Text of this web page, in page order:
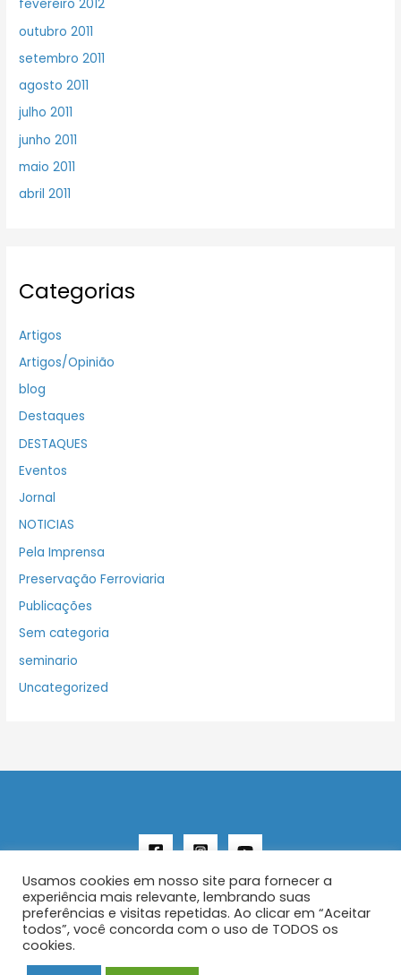
fevereiro 2012
outubro 2011
setembro 2011
agosto 2011
julho 2011
junho 2011
maio 2011
abril 2011
Categorias
Artigos
Artigos/Opinião
blog
Destaques
DESTAQUES
Eventos
Jornal
NOTICIAS
Pela Imprensa
Preservação Ferroviaria
Publicações
Sem categoria
seminario
Uncategorized
Copyright © 2026 AENFER
Construído por IurySan
Usamos cookies em nosso site para fornecer a
experiência mais relevante, lembrando suas
preferências e visitas repetidas. Ao clicar em “Aceitar
todos”, você concorda com o uso de TODOS os
cookies.